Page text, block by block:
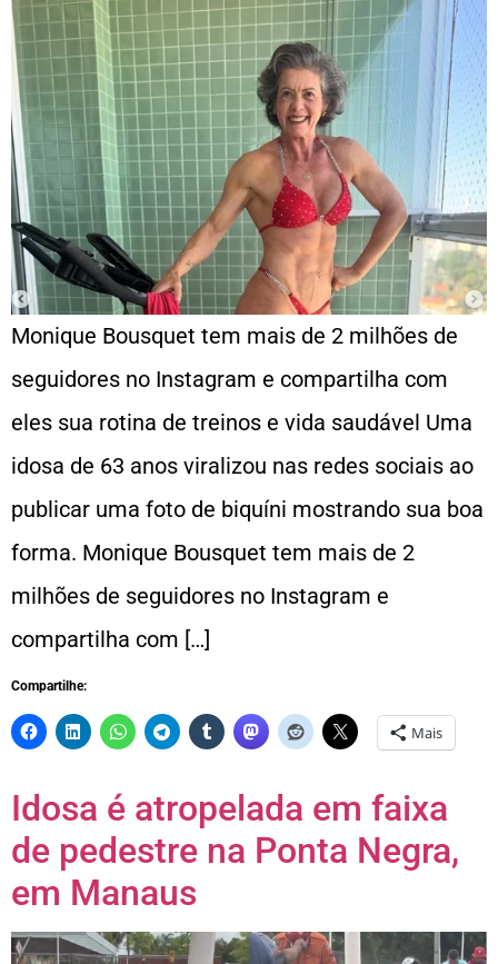
Monique Bousquet tem mais de 2 milhões de
seguidores no Instagram e compartilha com
eles sua rotina de treinos e vida saudável Uma
idosa de 63 anos viralizou nas redes sociais ao
publicar uma foto de biquíni mostrando sua boa
forma. Monique Bousquet tem mais de 2
milhões de seguidores no Instagram e
compartilha com […]
Compartilhe:
Mais
Idosa é atropelada em faixa
de pedestre na Ponta Negra,
em Manaus